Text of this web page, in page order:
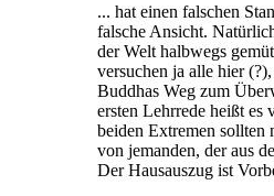
... hat einen falschen
falsche Ansicht.
der Welt halbwegs
versuchen ja alle hier
Buddhas Weg zum
ersten Lehrrede heißt es
beiden Extremen
von jemanden, der aus
Der Hausauszug ist